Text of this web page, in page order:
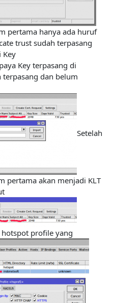
pertama hanya ada huruf
trust sudah terpasang
Key terpasang di
dan belum
Setelah
pertama akan menjadi KLT
profile yang